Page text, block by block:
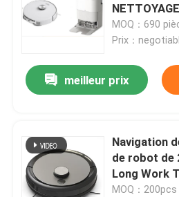
CHAUD
MOQ：690
Prix：
meilleur prix
Navigation
de robot de
Long Work
MOQ：200pcs